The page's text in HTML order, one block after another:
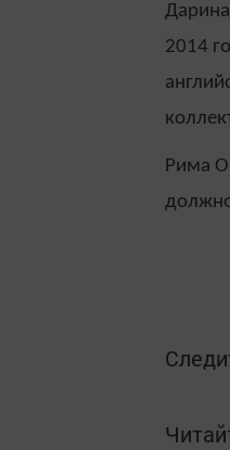
2014
Рима